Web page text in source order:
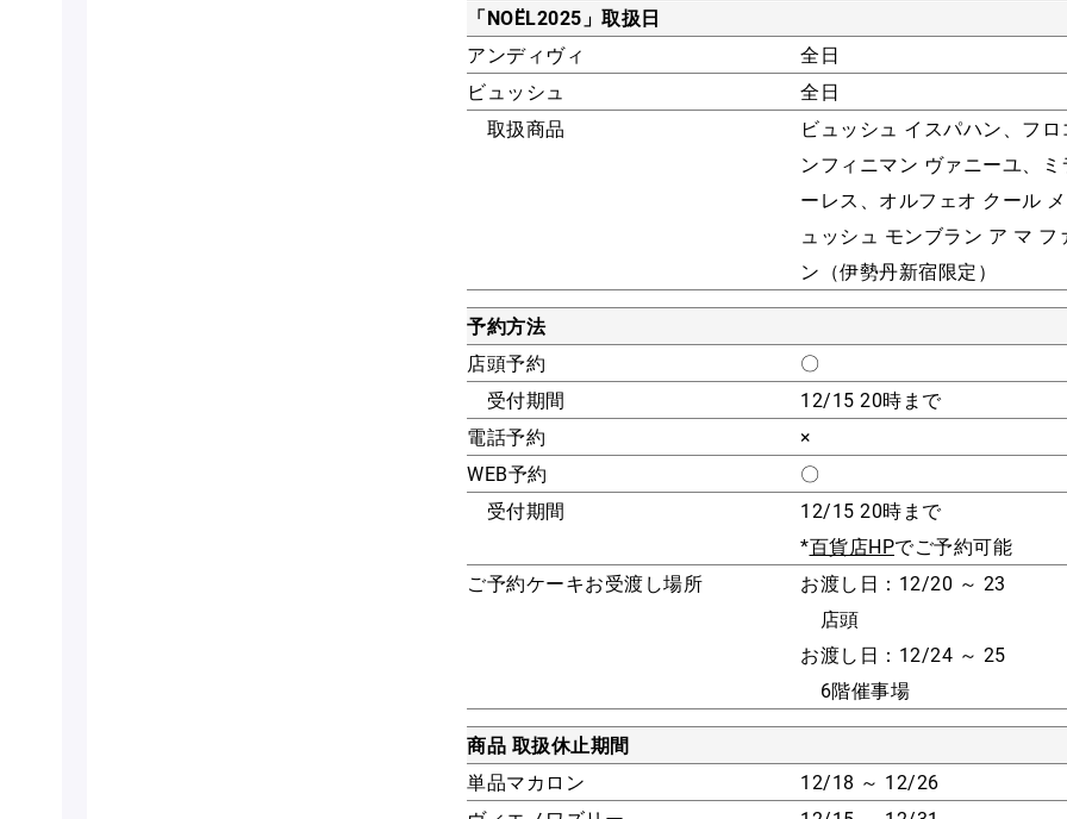
「NOËL2025」取扱日
アンディヴィ
全日
ビュッシュ
全日
取扱商品
ビュッシュ イスパハン、フロ
ンフィニマン ヴァニーユ、ミ
ーレス、オルフェオ クール
ュッシュ モンブラン ア マ フ
ン（伊勢丹新宿限定）
予約方法
店頭予約
〇
受付期間
12/15 20時まで
電話予約
×
WEB予約
〇
受付期間
12/15 20時まで
*百貨店HPでご予約可能
ご予約ケーキお受渡し場所
お渡し日：12/20 ～ 23
店頭
お渡し日：12/24 ～ 25
6階催事場
商品 取扱休止期間
単品マカロン
12/18 ～ 12/26